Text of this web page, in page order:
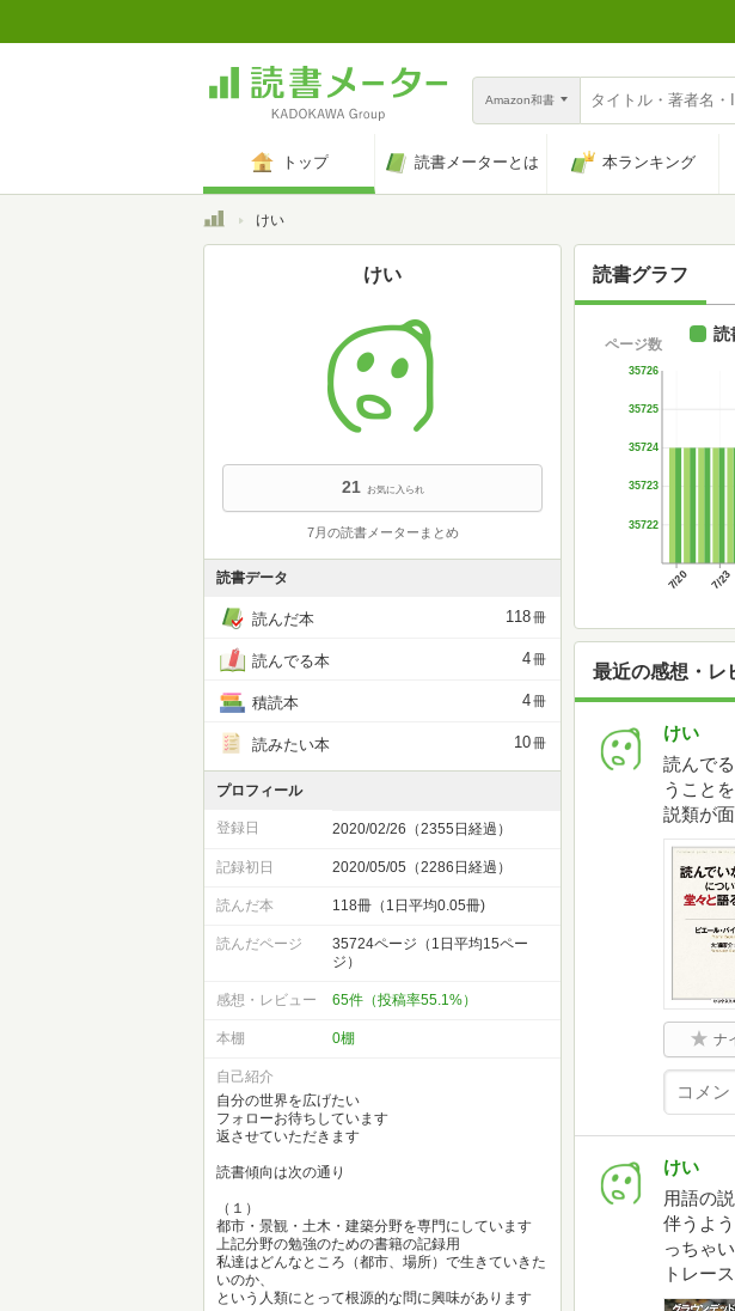
Amazon和書
トップ 読書メーターとは 本ランキング
トップけい
読書グラフ
7/20 7/23
35722
35723
35724
35725
35726
ページ数
読
最近の感想・レ
けい
読んで
うこと
説類が
ナ
けい
用語の
伴うよ
っちゃ
トレー
けい
21 お気に入られ
7月の読書メーターまとめ
読書データ
読んだ本 118冊
読んでる本 4冊
積読本 4冊
読みたい本 10冊
プロフィール
登録日 2020/02/26（2355日経過）
記録初日 2020/05/05（2286日経過）
読んだ本 118冊（1日平均0.05冊)
読んだページ
35724ページ（1日平均15ペー
ジ）
感想・レビュー 65件（投稿率55.1%）
本棚 0棚
自己紹介
自分の世界を広げたい
フォローお待ちしています
返させていただきます
読書傾向は次の通り
（１）
都市・景観・土木・建築分野を専門にしています
上記分野の勉強のための書籍の記録用
私達はどんなところ（都市、場所）で生きていきた
いのか、
という人類にとって根源的な問に興味があります